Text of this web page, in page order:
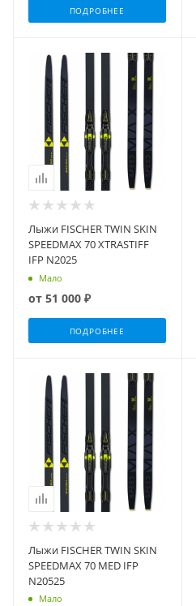
ПОДРОБНЕЕ
Лыжи FISCHER TWIN SKIN
SPEEDMAX 70 XTRASTIFF
IFP N2025
Мало
от 51 000 ₽
ПОДРОБНЕЕ
Лыжи FISCHER TWIN SKIN
SPEEDMAX 70 MED IFP
N20525
Мало